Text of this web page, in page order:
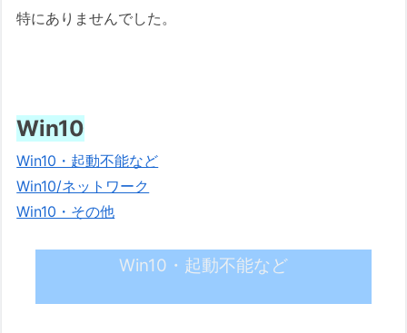
特にありませんでした。
Win10
Win10・起動不能など
Win10/ネットワーク
Win10・その他
Win10・起動不能など